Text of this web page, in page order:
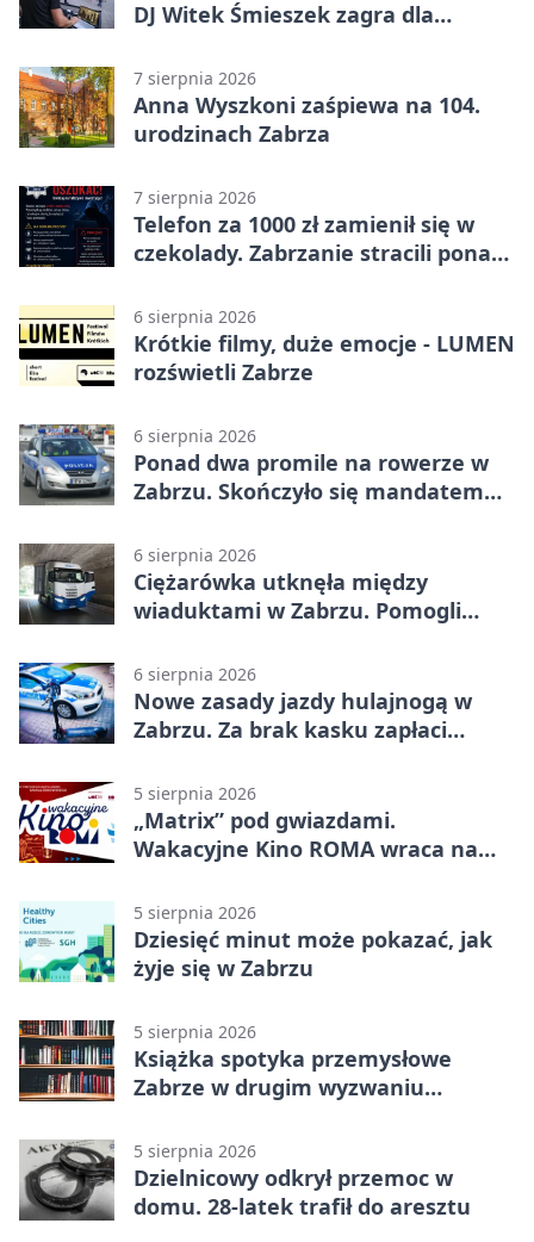
DJ Witek Śmieszek zagra dla
7 sierpnia 2026
Anna Wyszkoni zaśpiewa na 104.
urodzinach Zabrza
7 sierpnia 2026
Telefon za 1000 zł zamienił się w
czekolady. Zabrzanie stracili ponad
6 sierpnia 2026
Krótkie filmy, duże emocje - LUMEN
rozświetli Zabrze
6 sierpnia 2026
Ponad dwa promile na rowerze w
Zabrzu. Skończyło się mandatem
6 sierpnia 2026
Ciężarówka utknęła między
wiaduktami w Zabrzu. Pomogli
6 sierpnia 2026
Nowe zasady jazdy hulajnogą w
Zabrzu. Za brak kasku zapłaci
5 sierpnia 2026
„Matrix” pod gwiazdami.
Wakacyjne Kino ROMA wraca na
5 sierpnia 2026
Dziesięć minut może pokazać, jak
żyje się w Zabrzu
5 sierpnia 2026
Książka spotyka przemysłowe
Zabrze w drugim wyzwaniu
5 sierpnia 2026
Dzielnicowy odkrył przemoc w
domu. 28-latek trafił do aresztu